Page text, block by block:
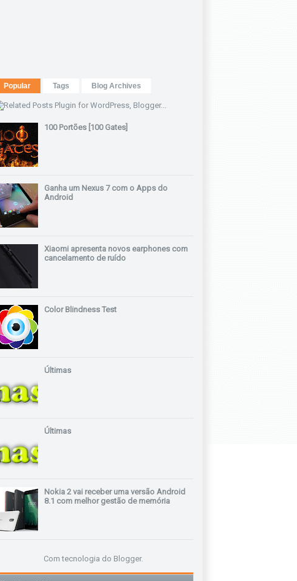
Popular Tags Blog Archives
100 Portões [100 Gates]
Ganha um Nexus 7 com o Apps do
Android
Xiaomi apresenta novos earphones com
cancelamento de ruído
Color Blindness Test
Últimas
Últimas
Nokia 2 vai receber uma versão Android
8.1 com melhor gestão de memória
Com tecnologia do Blogger.